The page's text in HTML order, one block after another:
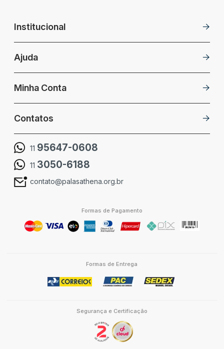
Institucional
Ajuda
Minha Conta
Contatos
11 95647-0608
11 3050-6188
contato@palasathena.org.br
Formas de Pagamento
Formas de Entrega
Segurança e Certificação